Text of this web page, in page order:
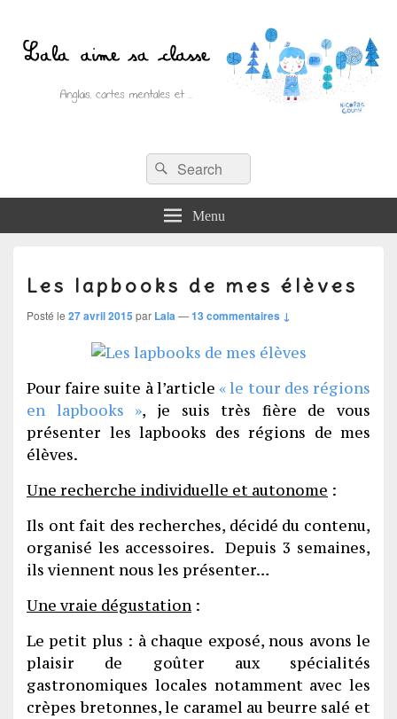
Lala aime sa classe
Anglais, cartes mentales et ….Recherche :
Rechercher
Menu
Les lapbooks de mes élèves
Posté le 27 avril 2015 par Lala—13 commentaires ↓
Pour faire suite à l’article« le tour des régions
en lapbooks », je suis très fière de vous
présenter les lapbooks des régions de mes
élèves.
Une recherche individuelle et autonome :
Ils ont fait des recherches, décidé du contenu,
organisé les accessoires. Depuis 3 semaines,
ils viennent nous les présenter…
Une vraie dégustation :
Le petit plus : à chaque exposé, nous avons le
plaisir de goûter aux spécialités
gastronomiques locales notamment avec les
crèpes bretonnes, le caramel au beurre salé et